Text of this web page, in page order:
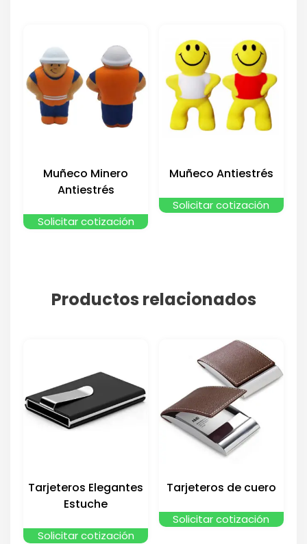
Muñeco Minero
Antiestrés
Solicitar cotización
Muñeco Antiestrés
Solicitar cotización
Productos relacionados
Tarjeteros Elegantes
Estuche
Solicitar cotización
Tarjeteros de cuero
Solicitar cotización